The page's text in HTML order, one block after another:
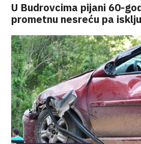
U Budrovcima pijani 60-
prometnu nesreću pa